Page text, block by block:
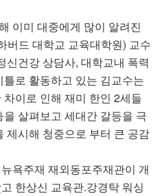
이미 대중에게 많이 알려진
버드 대학교 교육대학원) 교수
신건강 상담사, 대학교내 폭력
로 활동하고 있는 김교수는
이로 인해 재미 한인 2세들
살펴보고 세대간 갈등을 극
제시해 청중으로 부터 큰 공감
욕주재 재외동포주재관이 개
한상신 교육관.강경탁 워싱